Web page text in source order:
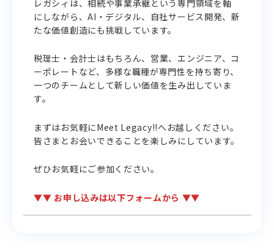
レガシィは、相続や事業承継という専門領域を軸
にしながら、AI・デジタル、自社サービス開発、新
たな価値創造にも挑戦しています。
税理士・会計士はもちろん、営業、エンジニア、コ
ーポレートなど、多様な職種が専門性を持ち寄り、
一つのチームとして新しい価値を生み出していま
す。
まずはお気軽にMeet Legacy!!へお越しください。
皆さまとお会いできることを楽しみにしています。
ぜひお気軽にご参加ください。
▼▼ お申し込みは以下フォームから ▼▼